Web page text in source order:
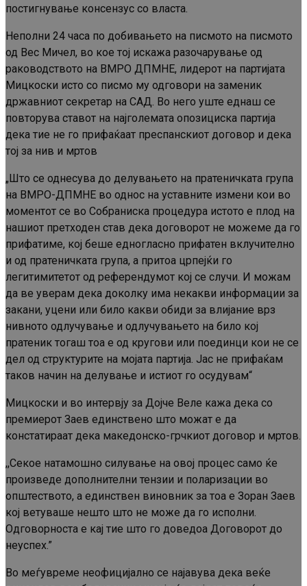
постигнување консензус со власта.
Неполни 24 часа по добивањето на писмото на писмото
од Вес Мичел, во кое тој искажа разочарување од
раководството на ВМРО ДПМНЕ, лидерот на партијата
Мицкоски исто со писмо му одговори на заменик
државниот секретар на САД. Во него уште еднаш се
повторува ставот на најголемата опозициска партија
дека тие не го прифаќаат преспанскиот договор и дека
тој за нив и мртов
„Што се однесува до делувањето на пратеничката група
на ВМРО-ДПМНЕ во однос на уставните измени кои во
моментот се во Собраниска процедура истото е плод на
нашиот претходен став дека договорот не можеме да го
прифатиме, кој беше едногласно прифатен вклучително
и од пратеничката група, а притоа црпејќи го
легитимитетот од референдумот кој се случи. И можам
да ве уверам дека доколку има некакви информации за
закани, уцени или било какви обиди за влијание врз
нивното одлучување и одлучувањето на било кој
пратеник тогаш тоа е од кругови или поединци кои не се
дел од структурите на мојата партија. Јас не прифаќам
таков начин на делување и истиот го осудувам“
Мицкоски и во интервју за Дојче Веле кажа дека со
премиерот Заев единствено што можат е да
констатираат дека македонско-грчкиот договор и мртов.
,,Секое натамошно силување на овој процес само ќе
произведе дополнителни тензии и поларизации во
општеството, а единствен виновник за тоа е Зоран Заев
кој ветуваше нешто што не може да го исполни.
Одговорноста е кај тие што го доведоа Договорот до
неуспех.”
Во меѓувреме неофицијално се најавува дека веќе